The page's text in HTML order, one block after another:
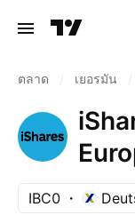
ตลาด เยอรมัน
IBC0